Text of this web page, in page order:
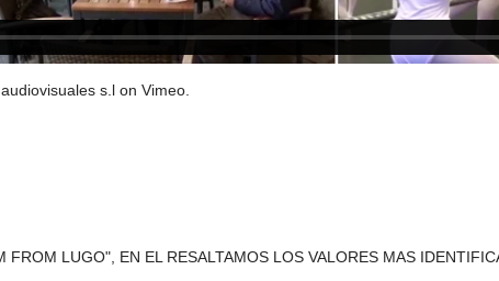
s.l on Vimeo
LUGO", EN EL RESALTAMOS LOS VALORES MAS